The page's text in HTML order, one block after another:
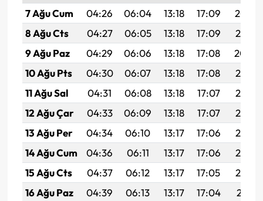
7 Ağu Cum 04:26 06:04 13:18 17:09
20:22
8 Ağu Cts
04:27 06:05 13:18 17:09
20:21
9 Ağu Paz
04:29 06:06 13:18 17:08
20:20
10 Ağu Pts
04:30 06:07 13:18 17:08
20:19
11 Ağu Sal
04:31 06:08 13:18 17:07
20:17
12 Ağu Çar
04:33 06:09 13:18 17:07
20:16
13 Ağu Per
04:34 06:10 13:17 17:06
20:15
14 Ağu Cum
04:36 06:11 13:17 17:06
20:14
15 Ağu Cts
04:37 06:12 13:17 17:05
20:12
16 Ağu Paz
04:39 06:13 13:17 17:04
20:11